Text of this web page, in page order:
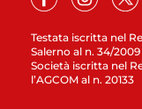
Testata iscritta nel
Salerno al n. 34/2009
Società iscritta nel
l’AGCOM al n. 20133